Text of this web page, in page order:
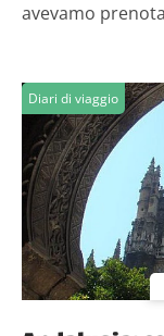
avevamo
Diari di viaggio